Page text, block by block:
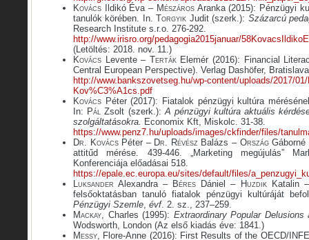
Kovács Ildikó Éva – MészárosAranka (2015): Pénzügyi
tanulók körében. In.Torgyik Judit (szerk.): Százarcú
Research Institute s.r.o. 276-292.
http://www.irisro.org/pedagogia2015januar/
(Letöltés: 2018. nov. 11.)
Kovács Levente – TertákElemér (2016): Financial
Central European Perspective). Verlag Dashöfer,
http://www.bankszovetseg.hu/wp-content/uploads/2017/
Kov%C3%A1cs.pdf
Kovács Péter (2017): Fiatalok pénzügyi kultúra
In: Pál Zsolt (szerk.):A pénzügyi kultúra aktuális
szolgáltatásokra. Economix Kft, Miskolc. 31-38.
https://www.penz7.hu/uploads/images/ckfinder/files/
Dr. KovácsPéter – Dr. RévészBalázs – OrszágGáborné
attitűd mérése. 439-446. „Marketing megújulás”
Konferenciája előadásai 518.
https://epale.ec.europa.eu/sites/default/files/
Luksander Alexandra – Béres Dániel – HuzdikKatalin
felsőoktatásban tanuló fiatalok pénzügyi kultúráját
Pénzügyi Szemle, évf. 2. sz., 237–259.
Mackay, Charles (1995): Extraordinary Popular
Wodsworth, London (Az első kiadás éve: 1841.)
Messy, Flore-Anne (2016): First Results of the OECD/